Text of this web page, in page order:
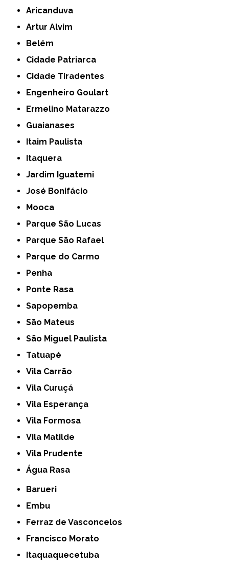
Aricanduva
Artur Alvim
Belém
Cidade Patriarca
Cidade Tiradentes
Engenheiro Goulart
Ermelino Matarazzo
Guaianases
Itaim Paulista
Itaquera
Jardim Iguatemi
José Bonifácio
Mooca
Parque São Lucas
Parque São Rafael
Parque do Carmo
Penha
Ponte Rasa
Sapopemba
São Mateus
São Miguel Paulista
Tatuapé
Vila Carrão
Vila Curuçá
Vila Esperança
Vila Formosa
Vila Matilde
Vila Prudente
Água Rasa
Barueri
Embu
Ferraz de Vasconcelos
Francisco Morato
Itaquaquecetuba